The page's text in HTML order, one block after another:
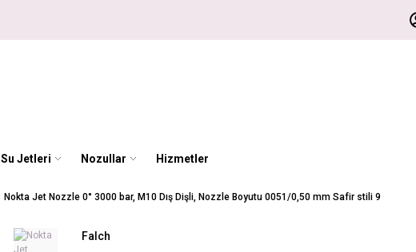
Su Jetleri Nozullar Hizmetler
Nokta Jet Nozzle 0° 3000 bar, M10 Dış Dişli, Nozzle Boyutu 0051/0,50 mm Safir stili 9
Falch